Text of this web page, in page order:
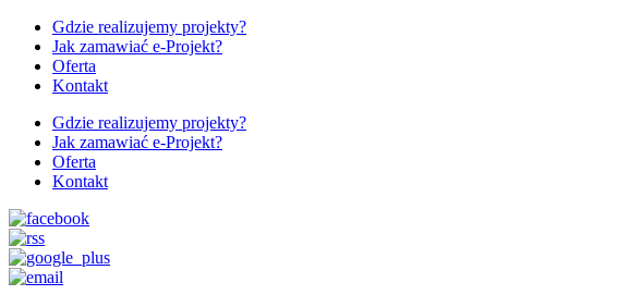
Gdzie realizujemy projekty?
Jak zamawiać e-Projekt?
Oferta
Kontakt
Gdzie realizujemy projekty?
Jak zamawiać e-Projekt?
Oferta
Kontakt